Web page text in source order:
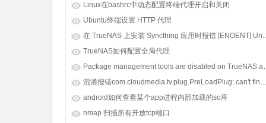
Linux在bashrc中动态配置终端代理开启和关闭
Ubuntu终端设置 HTTP 代理
在 TrueNAS 上安装
TrueNAS如何配置全局代理
Package
混淆报错com.cloudmedia.tv.plug.PreLoadPlug: can't find
android如何查看某个app进程内部加载的so库
nmap 扫描所有开放tcp端口